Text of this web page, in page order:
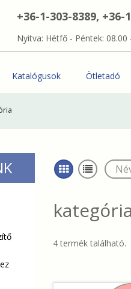
+36-1-303-8389, +36-
Nyitva: Hétfő - Péntek: 08.00
Katalógusok Ötletadó
4 termék található.